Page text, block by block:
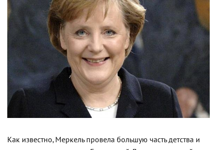
Как известно, Меркель провела большую часть детства и